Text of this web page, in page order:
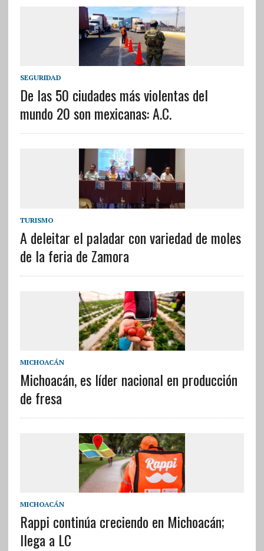
SEGURIDAD
De las 50 ciudades más violentas del
mundo 20 son mexicanas: A.C.
TURISMO
A deleitar el paladar con variedad de moles
de la feria de Zamora
MICHOACÁN
Michoacán, es líder nacional en producción
de fresa
MICHOACÁN
Rappi continúa creciendo en Michoacán;
llega a LC